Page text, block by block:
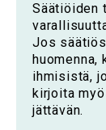
Säätiöiden
Jos
ihmisistä,
kirjoita
jättävän.